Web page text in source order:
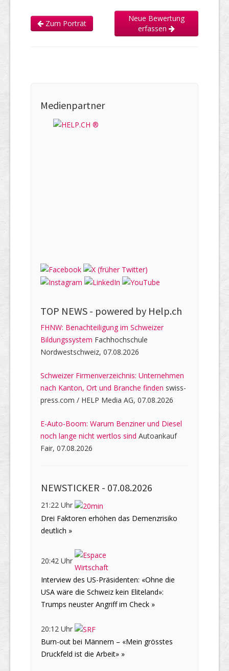
Zum Porträt
Neue Bewertung
erfassen
Medienpartner
TOP NEWS - powered by Help.ch
FHNW: Benachteiligung im Schweizer
Bildungssystem Fachhochschule
Nordwestschweiz, 07.08.2026
Schweizer Firmenverzeichnis: Unternehmen
nach Kanton, Ort und Branche finden swiss-
press.com / HELP Media AG, 07.08.2026
E-Auto-Boom: Warum Benziner und Diesel
noch lange nicht wertlos sind Autoankauf
Fair, 07.08.2026
NEWSTICKER - 07.08.2026
21:22 Uhr
Drei Faktoren erhöhen das Demenzrisiko
deutlich »
20:42 Uhr
Interview des US-Präsidenten: «Ohne die
USA wäre die Schweiz kein Eliteland»:
Trumps neuster Angriff im Check »
20:12 Uhr
Burn-out bei Männern – «Mein grösstes
Druckfeld ist die Arbeit» »